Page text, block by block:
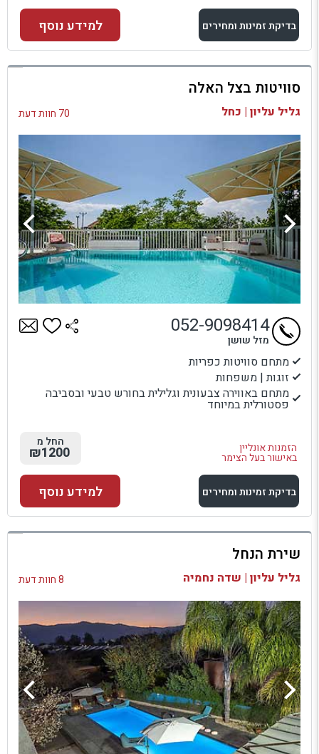
בדיקת זמינות ומחירים
למתחם זה
בדיקת זמינות ומחירים
למידע נוסף
סוויטות בצל האלה
גליל עליון | כחל 70 חוות דעת
מתחם סוויטות כפריות
זוגות | משפחות
מתחם באווירה צבעונית וגלילית בחורש טבעי ובסביבה
פסטורלית במיוחד
הזמנות אונליין
באישור בעל הצימר
052-9098414
מזל שושן
החל מ
₪1200
בדיקת זמינות ומחירים
למתחם זה
בדיקת זמינות ומחירים
למידע נוסף
שירת הנחל
גליל עליון | שדה נחמיה 8 חוות דעת